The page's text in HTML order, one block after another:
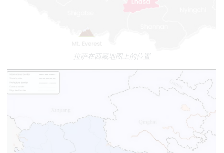
拉萨在西藏地图上的位置